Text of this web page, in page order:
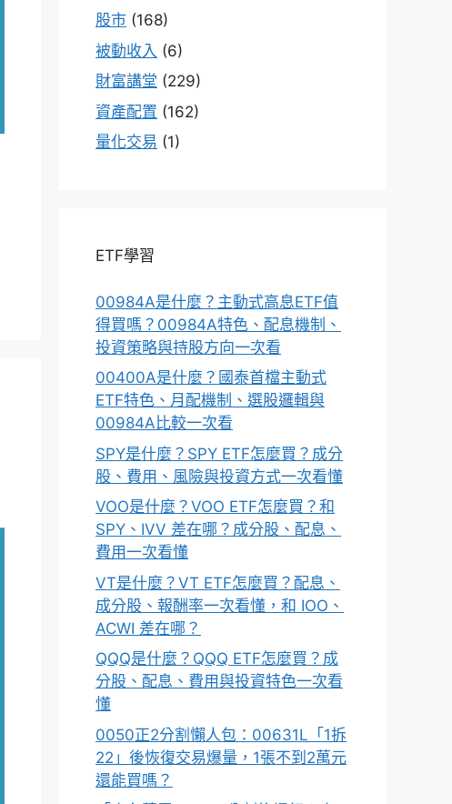
股市 (168)
被動收入 (6)
財富講堂 (229)
資產配置 (162)
量化交易 (1)
ETF學習
00984A是什麼？主動式高息ETF值
得買嗎？00984A特色、配息機制、
投資策略與持股方向一次看
00400A是什麼？國泰首檔主動式
ETF特色、月配機制、選股邏輯與
00984A比較一次看
SPY是什麼？SPY ETF怎麼買？成分
股、費用、風險與投資方式一次看懂
VOO是什麼？VOO ETF怎麼買？和
SPY、IVV 差在哪？成分股、配息、
費用一次看懂
VT是什麼？VT ETF怎麼買？配息、
成分股、報酬率一次看懂，和 IOO、
ACWI 差在哪？
QQQ是什麼？QQQ ETF怎麼買？成
分股、配息、費用與投資特色一次看
懂
0050正2分割懶人包：00631L「1拆
22」後恢復交易爆量，1張不到2萬元
還能買嗎？